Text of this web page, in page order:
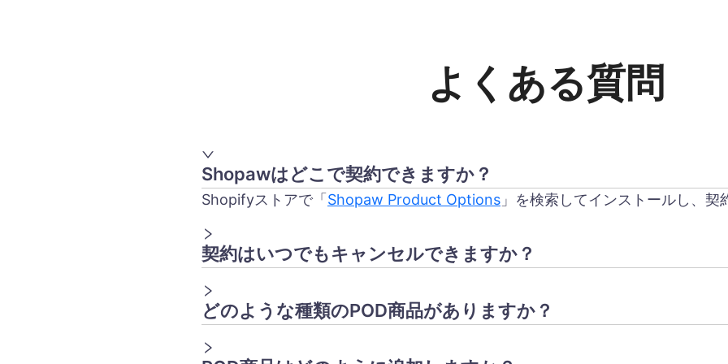
よくある質問
Shopawはどこで契約できますか？
Shopifyストアで「 Shopaw Product Options 」を検索してインストールし、契
契約はいつでもキャンセルできますか？
どのような種類のPOD商品がありますか？